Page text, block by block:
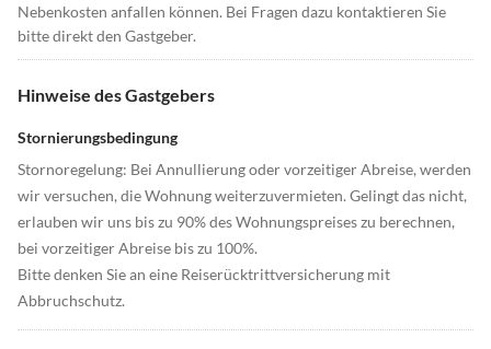
Nebenkosten anfallen können. Bei Fragen dazu kontaktieren Sie
bitte direkt den Gastgeber.
Hinweise des Gastgebers
Stornierungsbedingung
Stornoregelung: Bei Annullierung oder vorzeitiger Abreise, werden
wir versuchen, die Wohnung weiterzuvermieten. Gelingt das nicht,
erlauben wir uns bis zu 90% des Wohnungspreises zu berechnen,
bei vorzeitiger Abreise bis zu 100%.
Bitte denken Sie an eine Reiserücktrittversicherung mit
Abbruchschutz.